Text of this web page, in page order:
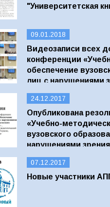
"Университетская
09.01.2018
Видеозаписи всех
конференции
обеспечение
лиц с нарушениями
24.12.2017
Опубликована
«Учебно-
вузовского
нарушениями
07.12.2017
Новые участники